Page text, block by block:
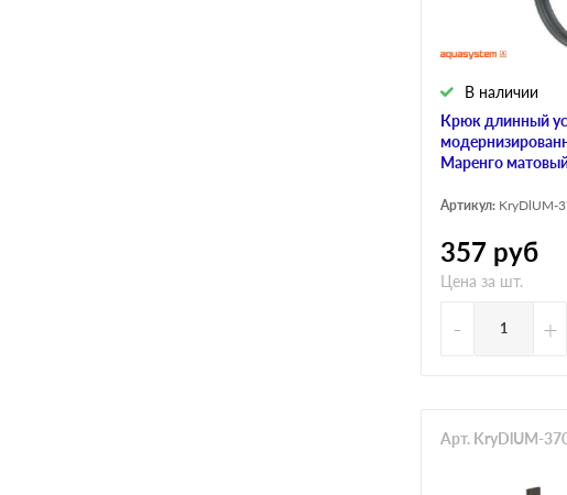
Крюк длинный
Маренго
В наличии
Артикул: KryDlUM-
357 руб
Цена за шт.
- +
Арт. KryDlUM-